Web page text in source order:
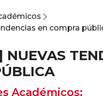
en compra
NUEVAS
Académicos: